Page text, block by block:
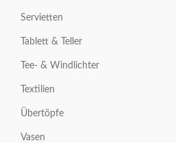
Servietten
Tablett & Teller
Tee- & Windlichter
Textilien
Übertöpfe
Vasen